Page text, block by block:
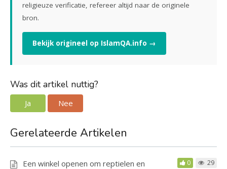
religieuze verificatie, refereer altijd naar de originele
bron.
Bekijk origineel op IslamQA.info →
Was dit artikel nuttig?
Ja Nee
Gerelateerde Artikelen
Een winkel openen om reptielen en
0 29